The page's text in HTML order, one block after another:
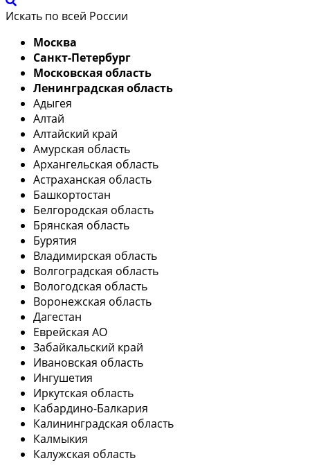
Искать по всей России
Москва
Санкт-Петербург
Московская область
Ленинградская область
Адыгея
Алтай
Алтайский край
Амурская область
Архангельская область
Астраханская область
Башкортостан
Белгородская область
Брянская область
Бурятия
Владимирская область
Волгоградская область
Вологодская область
Воронежская область
Дагестан
Еврейская АО
Забайкальский край
Ивановская область
Ингушетия
Иркутская область
Кабардино-Балкария
Калининградская область
Калмыкия
Калужская область